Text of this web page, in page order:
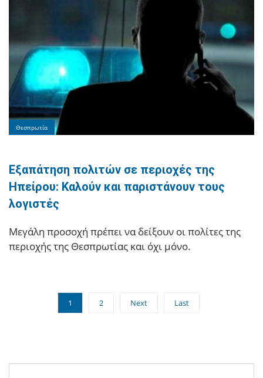
Θεσπρωτία
Εξαπάτηση πολιτών σε περιοχές της
Ηπείρου: Καλούν και παριστάνουν τους
λογιστές
Μεγάλη προσοχή πρέπει να δείξουν οι πολίτες της
περιοχής της Θεσπρωτίας και όχι μόνο.
1 2 Next Last